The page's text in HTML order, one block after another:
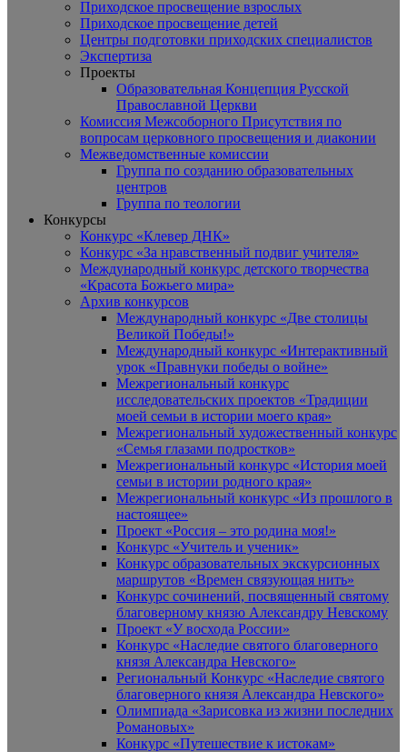
Приходское просвещение взрослых
Приходское просвещение детей
Центры подготовки приходских специалистов
Экспертиза
Проекты
Образовательная Концепция Русской
Православной Церкви
Комиссия Межсоборного Присутствия по
вопросам церковного просвещения и диаконии
Межведомственные комиссии
Группа по созданию образовательных
центров
Группа по теологии
Конкурсы
Конкурс «Клевер ДНК»
Конкурс «За нравственный подвиг учителя»
Международный конкурс детского творчества
«Красота Божьего мира»
Архив конкурсов
Международный конкурс «Две столицы
Великой Победы!»
Международный конкурс «Интерактивный
урок «Правнуки победы о войне»
Межрегиональный конкурс
исследовательских проектов «Традиции
моей семьи в истории моего края»
Межрегиональный художественный конкурс
«Семья глазами подростков»
Межрегиональный конкурс «История моей
семьи в истории родного края»
Межрегиональный конкурс «Из прошлого в
настоящее»
Проект «Россия – это родина моя!»
Конкурс «Учитель и ученик»
Конкурс образовательных экскурсионных
маршрутов «Времен связующая нить»
Конкурс сочинений, посвященный святому
благоверному князю Александру Невскому
Проект «У восхода России»
Конкурс «Наследие святого благоверного
князя Александра Невского»
Региональный Конкурс «Наследие святого
благоверного князя Александра Невского»
Олимпиада «Зарисовка из жизни последних
Романовых»
Конкурс «Путешествие к истокам»